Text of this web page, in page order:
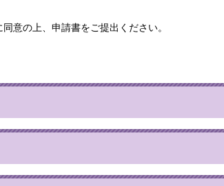
意の上、申請書をご提出ください。